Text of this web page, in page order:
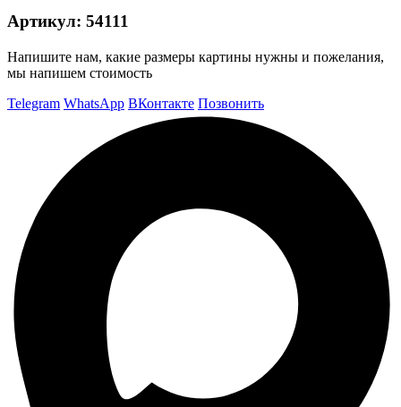
Артикул: 54111
Напишите нам, какие размеры картины нужны и пожелания,
мы напишем стоимость
Telegram WhatsApp ВКонтакте Позвонить